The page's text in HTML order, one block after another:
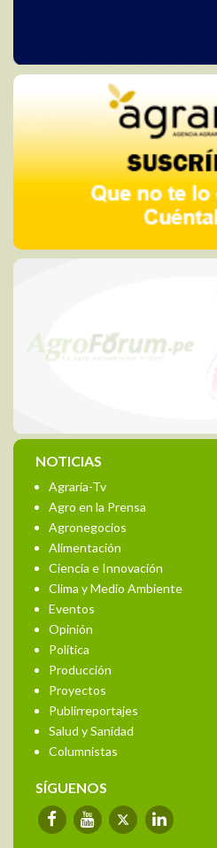
NOTICIAS
Agraria-Tv
Agro en la Prensa
Agronegocios
Alimentación
Ciencia e Innovación
Clima y Medio Ambiente
Eventos
Opinión
Política
Producción
Proyectos
Publirreportajes
Salud y Sanidad
Columnistas
SÍGUENOS